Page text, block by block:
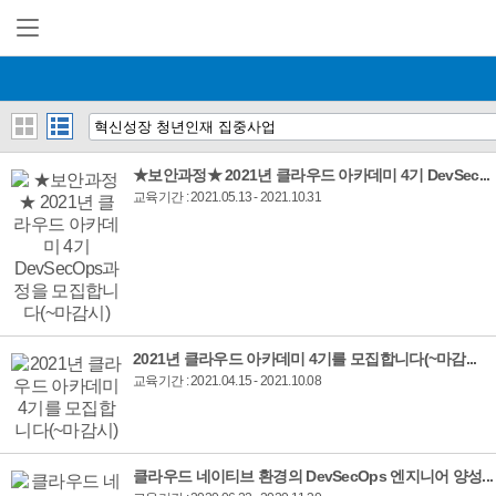
★보안과정★ 2021년 클라우드 아카데미 4기 DevSec...
교육기간 : 2021.05.13 - 2021.10.31
2021년 클라우드 아카데미 4기를 모집합니다(~마감...
교육기간 : 2021.04.15 - 2021.10.08
클라우드 네이티브 환경의 DevSecOps 엔지니어 양성...